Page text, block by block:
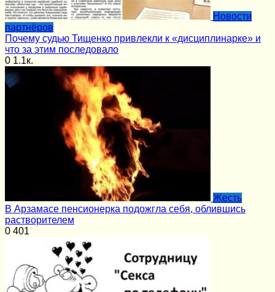
Новости
партнёров
Почему судью Тищенко привлекли к «дисциплинарке» и
что за этим последовало
0 1.1к.
Жесть
В Арзамасе пенсионерка подожгла себя, облившись
растворителем
0 401